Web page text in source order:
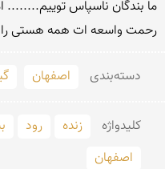
رحمت واسعه ات همه هستی
دسته‌بندی اصفهان
کلید‌واژه زنده رود
اصفهان